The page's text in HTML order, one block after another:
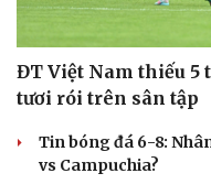
ĐT Việt Nam thiếu 5
tươi rói trên sân tập
Tin bóng đá 6-8:
vs Campuchia?